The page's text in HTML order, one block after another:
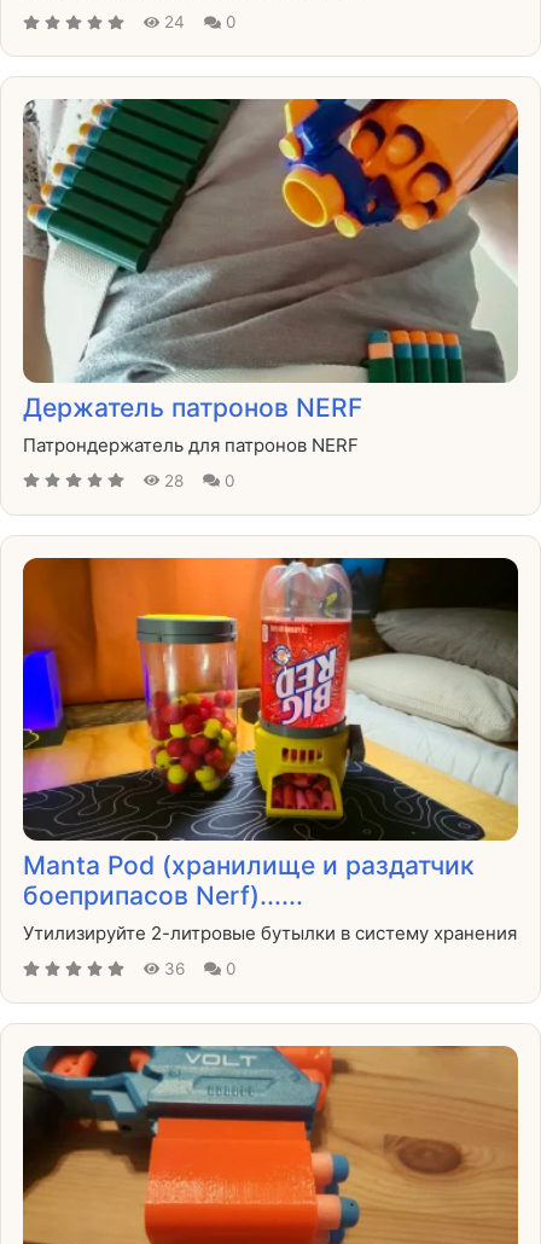
24 0
Держатель патронов NERF
Патрондержатель для патронов NERF
28 0
Manta Pod (хранилище и раздатчик
боеприпасов Nerf)......
Утилизируйте 2-литровые бутылки в систему хранения
36 0